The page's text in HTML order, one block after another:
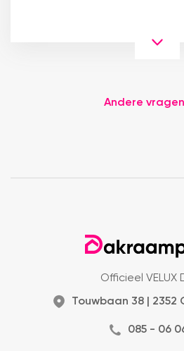
Andere vragen
Officieel VELUX
Touwbaan 38 | 2352
085 - 06